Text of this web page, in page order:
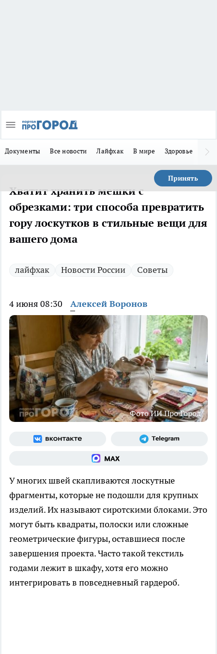
Документы Все новости Лайфхак В мире Здоровье
Принять
Хватит хранить мешки с
обрезками: три способа превратить
гору лоскутков в стильные вещи для
вашего дома
лайфхак Новости России Советы
4 июня 08:30 Алексей Воронов
Фото ИИ Про Город
У многих швей скапливаются лоскутные
фрагменты, которые не подошли для крупных
изделий. Их называют сиротскими блоками. Это
могут быть квадраты, полоски или сложные
геометрические фигуры, оставшиеся после
завершения проекта. Часто такой текстиль
годами лежит в шкафу, хотя его можно
интегрировать в повседневный гардероб.